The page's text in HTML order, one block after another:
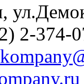
,
2-374-